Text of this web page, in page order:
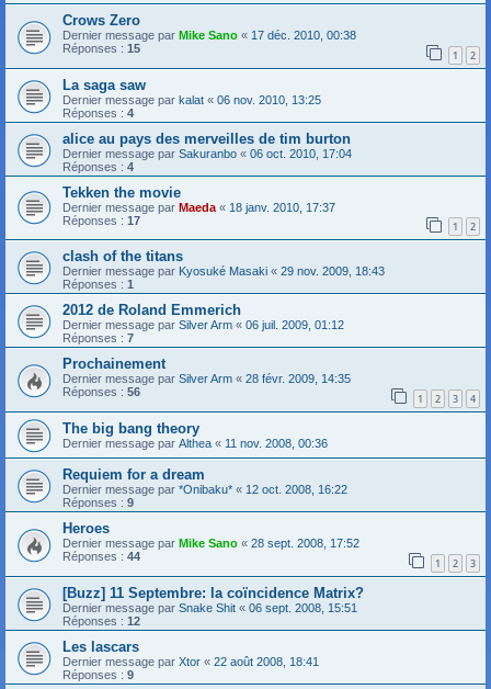
Crows Zero
Dernier message par Mike Sano « 17 déc. 2010, 00:38
Réponses : 15 1 2
La saga saw
Dernier message par kalat « 06 nov. 2010, 13:25
Réponses : 4
alice au pays des merveilles de tim burton
Dernier message par Sakuranbo « 06 oct. 2010, 17:04
Réponses : 4
Tekken the movie
Dernier message par Maeda « 18 janv. 2010, 17:37
Réponses : 17 1 2
clash of the titans
Dernier message par Kyosuké Masaki « 29 nov. 2009, 18:43
Réponses : 1
2012 de Roland Emmerich
Dernier message par Silver Arm « 06 juil. 2009, 01:12
Réponses : 7
Prochainement
Dernier message par Silver Arm « 28 févr. 2009, 14:35
Réponses : 56 1 2 3 4
The big bang theory
Dernier message par Althea « 11 nov. 2008, 00:36
Requiem for a dream
Dernier message par *Onibaku* « 12 oct. 2008, 16:22
Réponses : 9
Heroes
Dernier message par Mike Sano « 28 sept. 2008, 17:52
Réponses : 44 1 2 3
[Buzz] 11 Septembre: la coïncidence Matrix?
Dernier message par Snake Shit « 06 sept. 2008, 15:51
Réponses : 12
Les lascars
Dernier message par Xtor « 22 août 2008, 18:41
Réponses : 9